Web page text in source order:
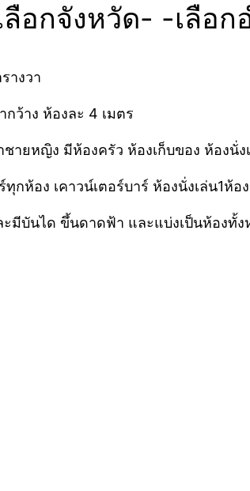
กจังหวัด- -เลือก
างวา
ว้าง ห้องละ 4 เมตร
ายหญิง มีห้องครัว ห้องเก็บของ ห้องนั่
ห้อง เคาวน์เตอร์บาร์ ห้องนั่งเล่น1ห้
มีบันได ขึ้นดาดฟ้า และแบ่งเป็นห้องทั้